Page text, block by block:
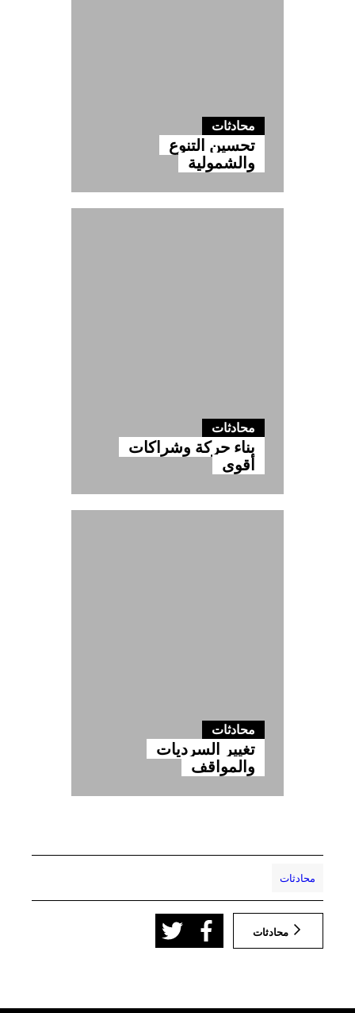
محادثات
تحسين التنوع
والشمولية
محادثات
بناء حركة وشراكات
أقوى
محادثات
تغيير السرديات
والمواقف
محادثات
محادثات